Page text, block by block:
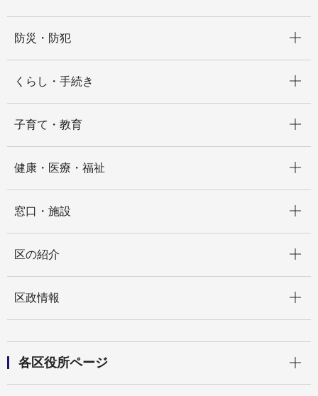
防災・防犯
くらし・手続き
子育て・教育
健康・医療・福祉
窓口・施設
区の紹介
区政情報
各区役所ページ